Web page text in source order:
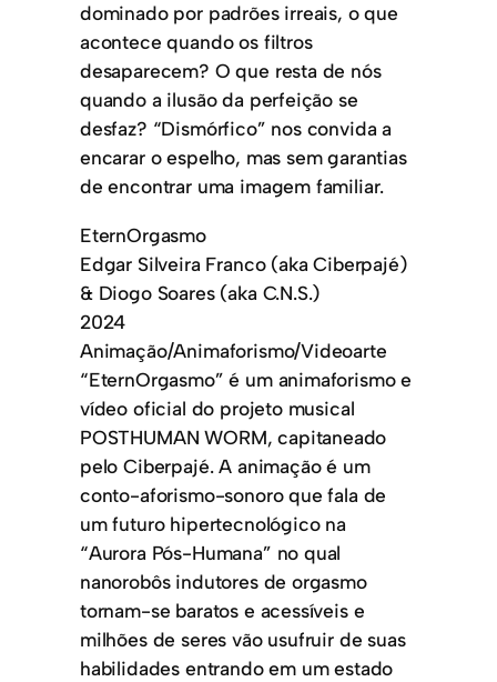
dominado por padrões irreais, o que
acontece quando os filtros
desaparecem? O que resta de nós
quando a ilusão da perfeição se
desfaz? “Dismórfico” nos convida a
encarar o espelho, mas sem garantias
de encontrar uma imagem familiar.
EternOrgasmo
Edgar Silveira Franco (aka Ciberpajé)
& Diogo Soares (aka C.N.S.)
2024
Animação/Animaforismo/Videoarte
“EternOrgasmo” é um animaforismo e
vídeo oficial do projeto musical
POSTHUMAN WORM, capitaneado
pelo Ciberpajé. A animação é um
conto-aforismo-sonoro que fala de
um futuro hipertecnológico na
“Aurora Pós-Humana” no qual
nanorobôs indutores de orgasmo
tornam-se baratos e acessíveis e
milhões de seres vão usufruir de suas
habilidades entrando em um estado